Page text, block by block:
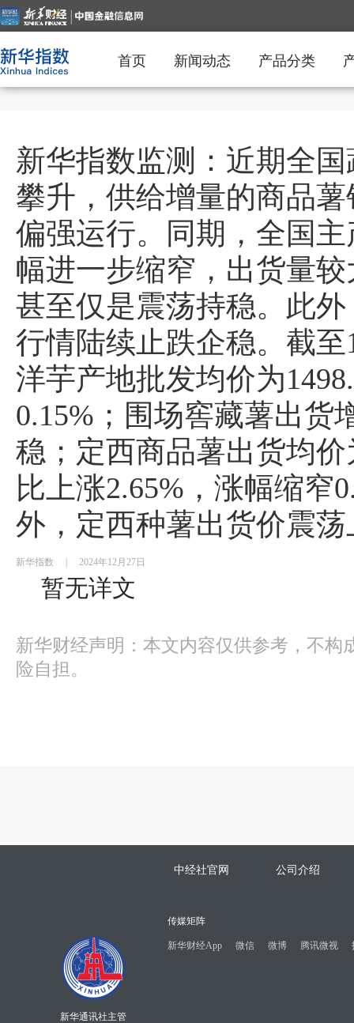
首页 新闻动态 产品分类
新华指数监测：近期全
攀升，供给增量的商品
偏强运行。同期，全国
幅进一步缩窄，出货量
甚至仅是震荡持稳。此
行情陆续止跌企稳。截
洋芋产地批发均价为
0.15%；围场窖藏薯出货
稳；定西商品薯出货均价
比上涨2.65%，涨幅缩窄
外，定西种薯出货价震荡
新华指数 2024年12月27日
暂无详文
新华财经声明：本文内容仅供参考，不构
险自担。
中经社官网 公司介绍
新华通讯社主管
传媒矩阵
新华财经App 微信 微博 腾讯微视